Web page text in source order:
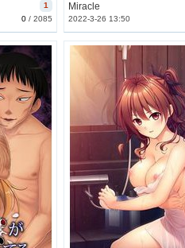
1
0/ 2085
Miracle
2022-3-26 13:50